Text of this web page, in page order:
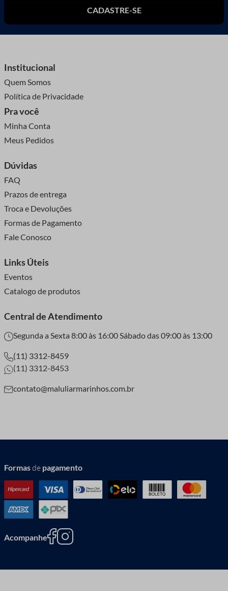
CADASTRE-SE
Institucional
Quem Somos
Política de Privacidade
Pra você
Minha Conta
Meus Pedidos
Dúvidas
FAQ
Prazos de entrega
Troca e Devoluções
Formas de Pagamento
Fale Conosco
Links Úteis
Eventos
Catalogo de produtos
Central de Atendimento
Segunda a Sexta 8:00 às 16:00 Sábado das 09:00 às 13:00
(11) 3312-8459
(11) 3312-8453
contato@maluliarmarinhos.com.br
Formasde pagamento
Acompanhe